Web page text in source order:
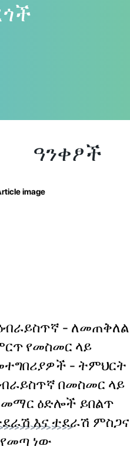
ዓንቀፆች
- ለመጠቅለል
የመስመር ላይ
- ትምህርት
በመስመር ላይ
ዕድሎች ይበልጥ
እና ተደራሽ ምስጋና
ነው